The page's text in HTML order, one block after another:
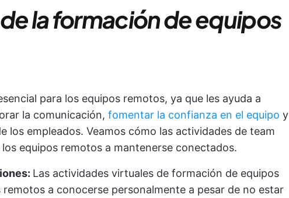
la formación de equipos
para los equipos remotos, ya que les ayuda a
la comunicación, fomentar la confianza en el equipo y
los empleados. Veamos cómo las actividades de team
equipos remotos a mantenerse conectados.
Las actividades virtuales de formación de equipos
remotos a conocerse personalmente a pesar de no estar